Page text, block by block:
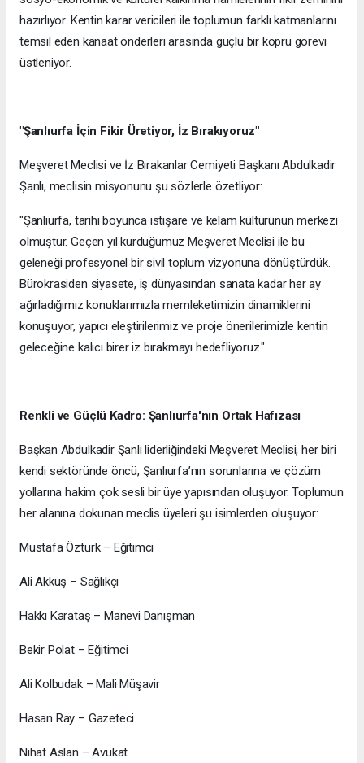
hazırlıyor. Kentin karar vericileri ile toplumun farklı katmanlarını
temsil eden kanaat önderleri arasında güçlü bir köprü görevi
üstleniyor.
"Şanlıurfa İçin Fikir Üretiyor, İz Bırakıyoruz"
Meşveret Meclisi ve İz Bırakanlar Cemiyeti Başkanı Abdulkadir
Şanlı, meclisin misyonunu şu sözlerle özetliyor:
"Şanlıurfa, tarihi boyunca istişare ve kelam kültürünün merkezi
olmuştur. Geçen yıl kurduğumuz Meşveret Meclisi ile bu
geleneği profesyonel bir sivil toplum vizyonuna dönüştürdük.
Bürokrasiden siyasete, iş dünyasından sanata kadar her ay
ağırladığımız konuklarımızla memleketimizin dinamiklerini
konuşuyor, yapıcı eleştirilerimiz ve proje önerilerimizle kentin
geleceğine kalıcı birer iz bırakmayı hedefliyoruz."
Renkli ve Güçlü Kadro: Şanlıurfa'nın Ortak Hafızası
Başkan Abdulkadir Şanlı liderliğindeki Meşveret Meclisi, her biri
kendi sektöründe öncü, Şanlıurfa’nın sorunlarına ve çözüm
yollarına hakim çok sesli bir üye yapısından oluşuyor. Toplumun
her alanına dokunan meclis üyeleri şu isimlerden oluşuyor:
Mustafa Öztürk – Eğitimci
Ali Akkuş – Sağlıkçı
Hakkı Karataş – Manevi Danışman
Bekir Polat – Eğitimci
Ali Kolbudak – Mali Müşavir
Hasan Ray – Gazeteci
Nihat Aslan – Avukat